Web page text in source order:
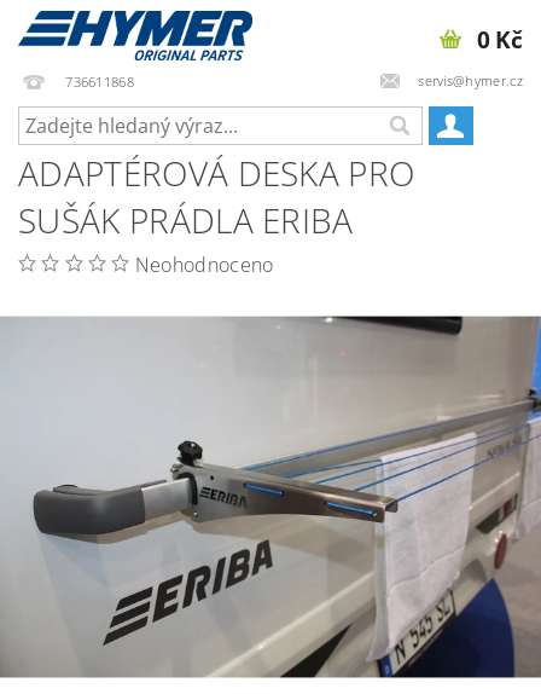
736611868 servis@hymer.cz
0 Kč
ADAPTÉROVÁ DESKA PRO
SUŠÁK PRÁDLA ERIBA
Neohodnoceno